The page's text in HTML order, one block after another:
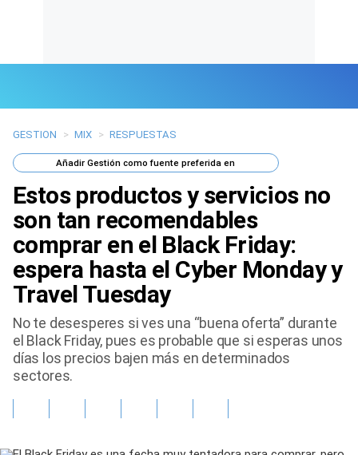
Últimas Noticias
Mi Bolsillo
Respuestas
Gente
Vida Laboral
Tendencias Mix
Sports
GESTION > MIX > RESPUESTAS
AñadirGestión como fuente preferida en
Estos productos y servicios no
son tan recomendables
comprar en el Black Friday:
espera hasta el Cyber Monday y
Travel Tuesday
No te desesperes si ves una “buena oferta” durante
el Black Friday, pues es probable que si esperas unos
días los precios bajen más en determinados
sectores.